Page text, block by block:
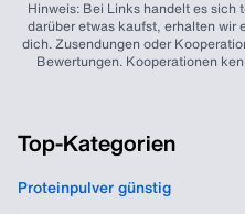
Hinweis: Bei Links handelt es sich
darüber etwas kaufst, erhalten wir
dich. Zusendungen oder
Bewertungen. Kooperationen
Top-Kategorien
Proteinpulver günstig